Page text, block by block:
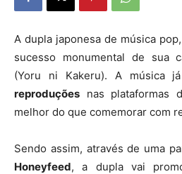
A dupla japonesa de música pop,
sucesso monumental de sua
(Yoru ni Kakeru). A música
reproduções nas plataformas
melhor do que comemorar com
Sendo assim, através de uma
Honeyfeed, a dupla vai